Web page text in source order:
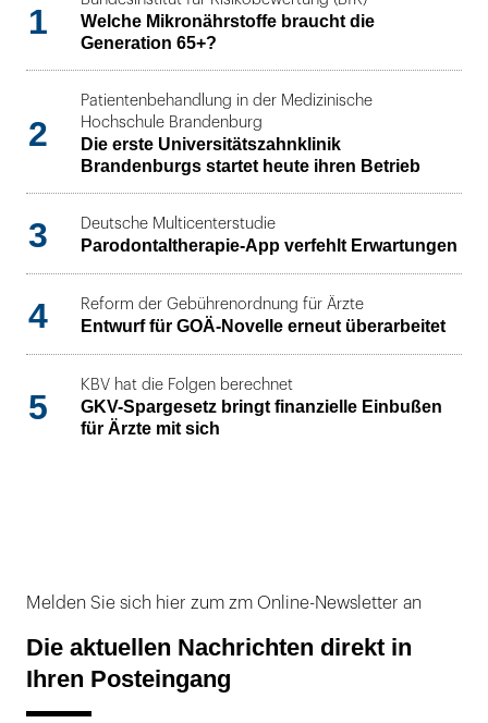
1
Welche Mikronährstoffe braucht die
Generation 65+?
2
Patientenbehandlung in der Medizinische
Hochschule Brandenburg
Die erste Universitätszahnklinik
Brandenburgs startet heute ihren Betrieb
3 Deutsche Multicenterstudie
Parodontaltherapie-App verfehlt Erwartungen
4 Reform der Gebührenordnung für Ärzte
Entwurf für GOÄ-Novelle erneut überarbeitet
5
KBV hat die Folgen berechnet
GKV-Spargesetz bringt finanzielle Einbußen
für Ärzte mit sich
Melden Sie sich hier zum zm Online-Newsletter an
Die aktuellen Nachrichten direkt in
Ihren Posteingang